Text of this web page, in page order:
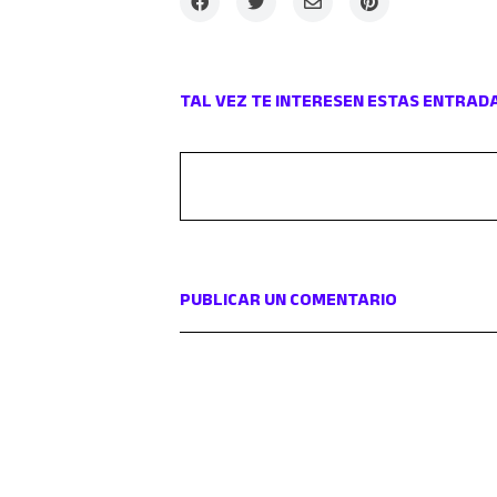
TAL VEZ TE INTERESEN ESTAS
PUBLICAR UN COMENTARIO